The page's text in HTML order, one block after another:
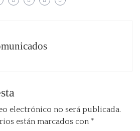
electrónico no será publicada.
están marcados con *